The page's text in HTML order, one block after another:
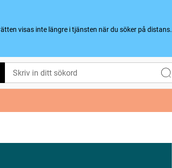
visas inte längre i tjänsten när du söker på distans.